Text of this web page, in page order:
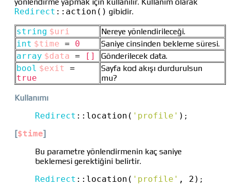
Redirect :: action() gibidir.
string $uri
Nereye yönlendirileceği.
int $time = 0
Saniye cinsinden bekleme süresi.
array $data = []
Gönderilecek data.
bool $exit
=
true
Sayfa kod akışı durdurulsun
mu?
Kullanımı
Redirect :: location( 'profile' ) ;
[$time]
Bu parametre yönlendirmenin kaç saniye
beklemesi gerektiğini belirtir.
Redirect :: location( 'profile' , 2) ;